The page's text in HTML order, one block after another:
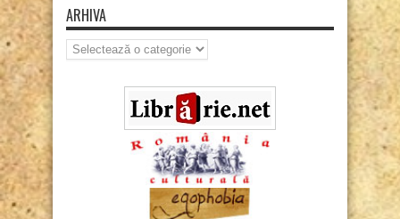
ARHIVA
Arhiva